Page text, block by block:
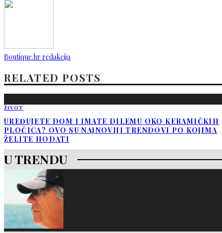
Boutique.hr redakcija
RELATED POSTS
ŽIVOT
UREĐUJETE DOM I IMATE DILEMU OKO KERAMIČKIH
PLOČICA? OVO SU NAJNOVIJI TRENDOVI PO KOJIMA
ŽELITE HODATI
U TRENDU